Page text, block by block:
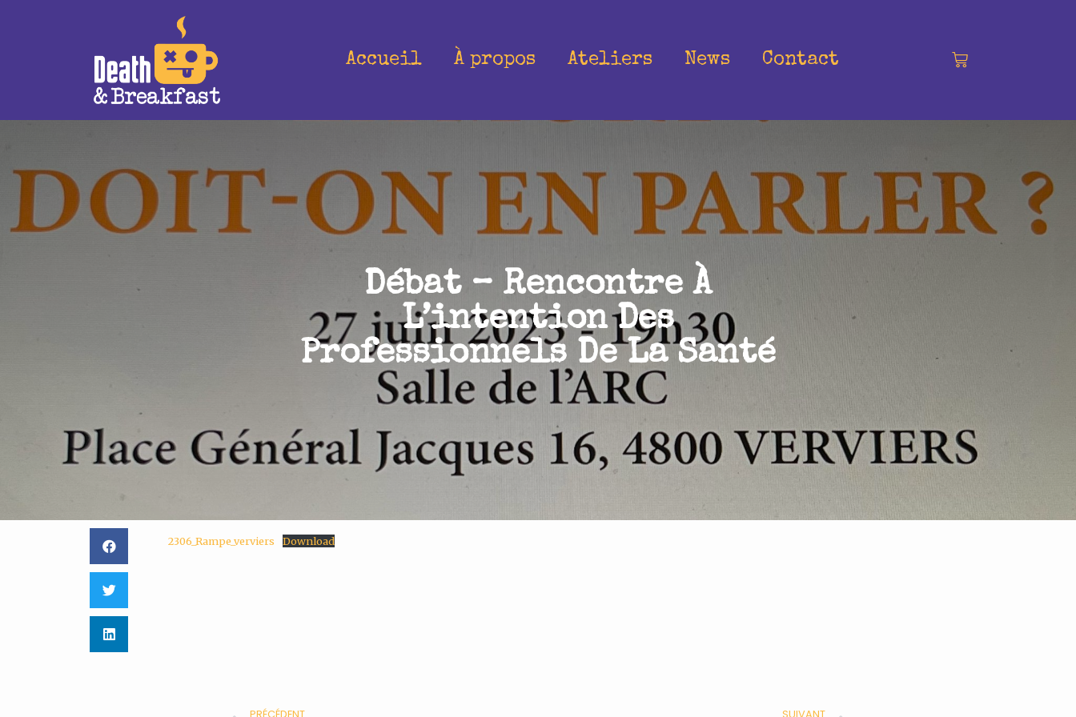
Accueil À propos Ateliers News Contact
Débat – Rencontre À
L’intention Des
Professionnels De La Santé
2306_Rampe_verviers Download
PRÉCÉDENT SUIVANT